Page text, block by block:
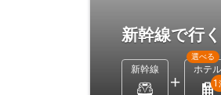
新幹線で行
新幹線 ホテル
選べる
1